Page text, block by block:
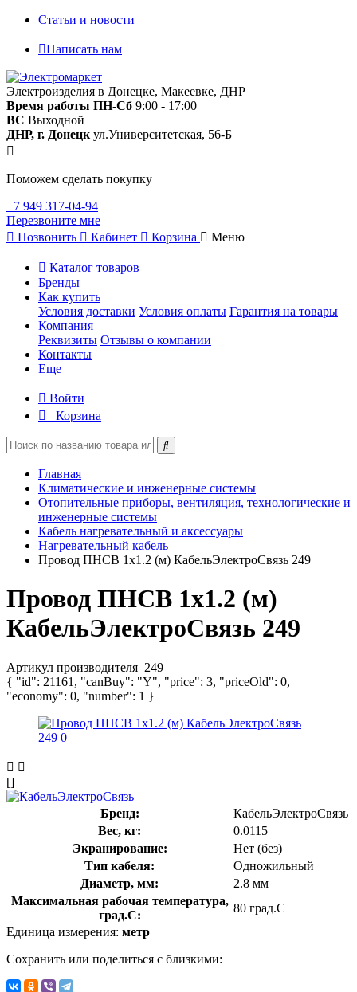
Статьи и новости
Написать нам
Электроизделия в Донецке, Макеевке, ДНР
Время работы ПН-Сб 9:00 - 17:00
ВС Выходной
ДНР, г. Донецк ул.Университетская, 56-Б
Поможем сделать покупку
+7 949 317-04-94
Перезвоните мне
Позвонить
Кабинет Корзина Меню
Каталог товаров
Бренды
Как купить
Условия доставки Условия оплаты Гарантия на товары
Компания
Реквизиты Отзывы о компании
Контакты
Еще
Войти
Корзина
Главная
Климатические и инженерные системы
Отопительные приборы, вентиляция, технологические и
инженерные системы
Кабель нагревательный и аксессуары
Нагревательный кабель
Провод ПНСВ 1х1.2 (м) КабельЭлектроСвязь 249
Провод ПНСВ 1х1.2 (м)
КабельЭлектроСвязь 249
Артикул производителя 249
{ "id": 21161, "canBuy": "Y", "price": 3, "priceOld": 0,
"economy": 0, "number": 1 }
[]
Бренд:
КабельЭлектроСвязь
Вес, кг:
0.0115
Экранирование:
Нет (без)
Тип кабеля:
Одножильный
Диаметр, мм:
2.8 мм
Максимальная рабочая температура,
град.C:
80 град.C
Единица измерения: метр
Сохранить или поделиться с близкими: